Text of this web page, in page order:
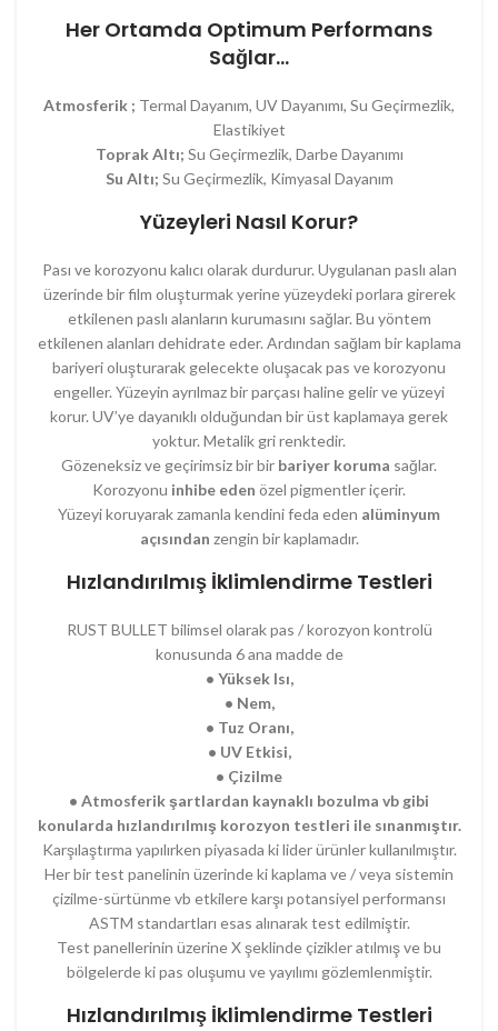
Her Ortamda Optimum Performans
Sağlar…
Atmosferik ; Termal Dayanım, UV Dayanımı, Su Geçirmezlik,
Elastikiyet
Toprak Altı; Su Geçirmezlik, Darbe Dayanımı
Su Altı; Su Geçirmezlik, Kimyasal Dayanım
Yüzeyleri Nasıl Korur?
Pası ve korozyonu kalıcı olarak durdurur. Uygulanan paslı alan
üzerinde bir film oluşturmak yerine yüzeydeki porlara girerek
etkilenen paslı alanların kurumasını sağlar. Bu yöntem
etkilenen alanları dehidrate eder. Ardından sağlam bir kaplama
bariyeri oluşturarak gelecekte oluşacak pas ve korozyonu
engeller. Yüzeyin ayrılmaz bir parçası haline gelir ve yüzeyi
korur. UV’ye dayanıklı olduğundan bir üst kaplamaya gerek
yoktur. Metalik gri renktedir.
Gözeneksiz ve geçirimsiz bir bir bariyer koruma sağlar.
Korozyonu inhibe eden özel pigmentler içerir.
Yüzeyi koruyarak zamanla kendini feda eden alüminyum
açısından zengin bir kaplamadır.
Hızlandırılmış İklimlendirme Testleri
RUST BULLET bilimsel olarak pas / korozyon kontrolü
konusunda 6 ana madde de
• Yüksek Isı,
• Nem,
• Tuz Oranı,
• UV Etkisi,
• Çizilme
• Atmosferik şartlardan kaynaklı bozulma vb gibi
konularda hızlandırılmış korozyon testleri ile sınanmıştır.
Karşılaştırma yapılırken piyasada ki lider ürünler kullanılmıştır.
Her bir test panelinin üzerinde ki kaplama ve / veya sistemin
çizilme-sürtünme vb etkilere karşı potansiyel performansı
ASTM standartları esas alınarak test edilmiştir.
Test panellerinin üzerine X şeklinde çizikler atılmış ve bu
bölgelerde ki pas oluşumu ve yayılımı gözlemlenmiştir.
Hızlandırılmış İklimlendirme Testleri